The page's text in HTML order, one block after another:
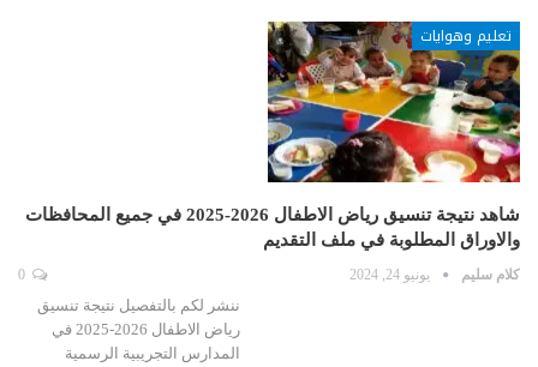
تعليم وهوايات
شاهد نتيجة تنسيق رياض الاطفال 2026-2025 في جميع المحافظات
والاوراق المطلوبة في ملف التقديم
كلام سليم يونيو 24, 2024
ننشر لكم بالتفصيل نتيجة تنسيق
رياض الاطفال 2026-2025 في
المدارس التجريبية الرسمية